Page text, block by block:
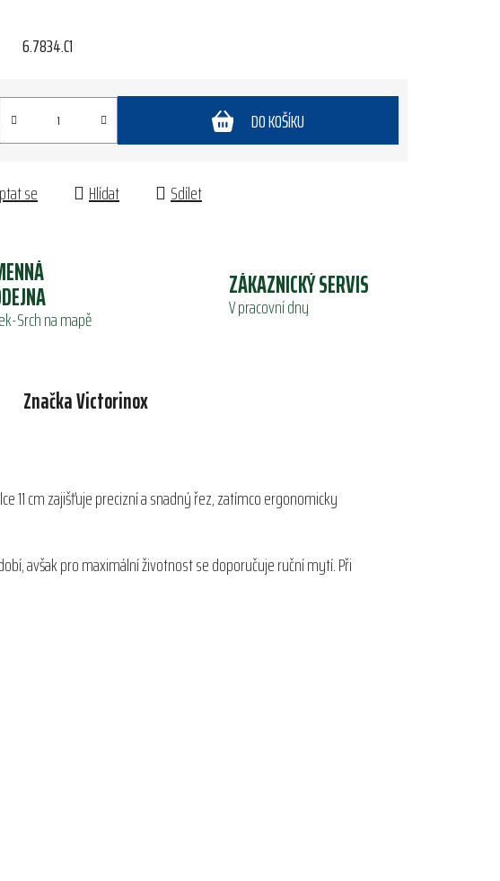
6.7834.C1
DO KOŠÍKU
se Hlídat Sdílet
Srch na mapě
ZÁKAZNICKÝ SERVIS
V pracovní dny
ZnačkaVictorinox
11 cm zajišťuje precizní a snadný řez, zatímco ergonomicky
avšak pro maximální životnost se doporučuje ruční mytí. Při